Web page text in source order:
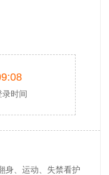
录时间
身、运动、失禁看护